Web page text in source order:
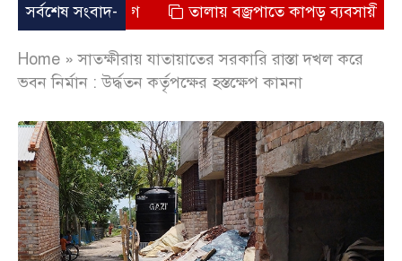
সর্বশেষ সংবাদ-
অভিযোগ তালায় বজ্রপাতে কাপড় ব্যবসায়ীর মৃত্যু
Home »সাতক্ষীরায় যাতায়াতের সরকারি রাস্তা দখল করে
ভবন নির্মান : উর্দ্ধতন কর্তৃপক্ষের হস্তক্ষেপ কামনা